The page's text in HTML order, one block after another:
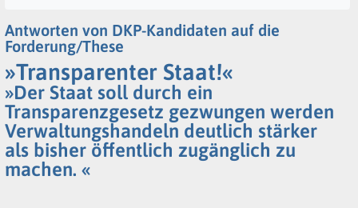
Antworten von DKP-Kandidaten auf die
Forderung/These
»Transparenter Staat!«
»Der Staat soll durch ein
Transparenzgesetz gezwungen werden
Verwaltungshandeln deutlich stärker
als bisher öffentlich zugänglich zu
machen. «